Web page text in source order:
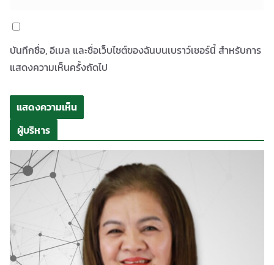
บันทึกชื่อ, อีเมล และชื่อเว็บไซต์ของฉันบนเบราว์เซอร์นี้ สำหรับการ
แสดงความเห็นครั้งถัดไป
ผู้บริหาร